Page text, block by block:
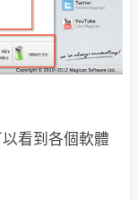
看到各個軟體